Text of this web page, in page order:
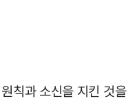
칙과 소신을 지킨 것